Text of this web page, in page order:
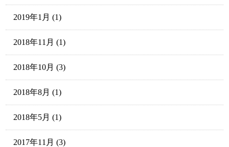
2019年1月 (1)
2018年11月 (1)
2018年10月 (3)
2018年8月 (1)
2018年5月 (1)
2017年11月 (3)